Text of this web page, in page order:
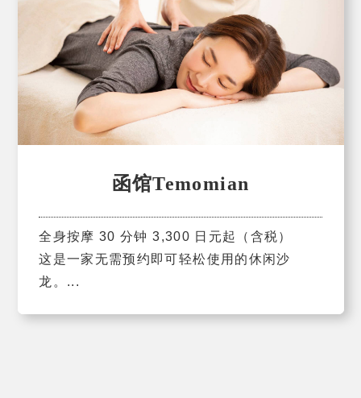
函馆Temomian
全身按摩 30 分钟 3,300 日元起（含税）
这是一家无需预约即可轻松使用的休闲沙
龙。...